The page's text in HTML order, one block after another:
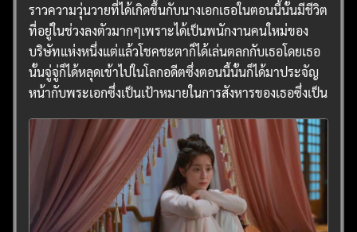
ราวความวุ่นวายที่ได้เกิดขึ้นกับนางเอกเธอในตอนนี้นั้นมีชีวิต
ที่อยู่ในช่วงลงตัวมากๆเพราะได้เป็นพนักงานคนใหม่ของ
บริษัทแห่งหนึ่งแต่แล้วโชคชะตาก็ได้เล่นตลกกับเธอโดยเธอ
นั้นจู่จู่ก็ได้หลุดเข้าไปในโลกอดีตซึ่งตอนนี้นั้นก็ได้มาประจัญ
หน้ากับพระเอกซึ่งเป็นเป้าหมายในการสังหารของเธอซึ่งเป็น